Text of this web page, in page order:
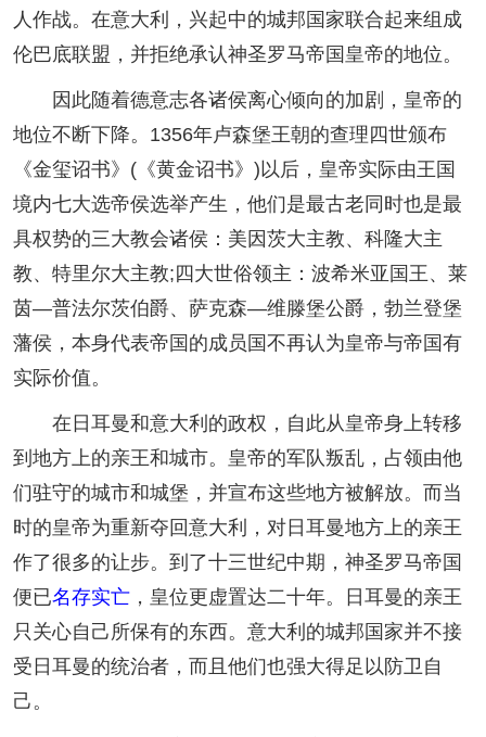
人作战。在意大利，兴起中的城邦国家联合起来组成
伦巴底联盟，并拒绝承认神圣罗马帝国皇帝的地位。
因此随着德意志各诸侯离心倾向的加剧，皇帝的
地位不断下降。1356年卢森堡王朝的查理四世颁布
《金玺诏书》(《黄金诏书》)以后，皇帝实际由王国
境内七大选帝侯选举产生，他们是最古老同时也是最
具权势的三大教会诸侯：美因茨大主教、科隆大主
教、特里尔大主教;四大世俗领主：波希米亚国王、莱
茵—普法尔茨伯爵、萨克森—维滕堡公爵，勃兰登堡
藩侯，本身代表帝国的成员国不再认为皇帝与帝国有
实际价值。
在日耳曼和意大利的政权，自此从皇帝身上转移
到地方上的亲王和城市。皇帝的军队叛乱，占领由他
们驻守的城市和城堡，并宣布这些地方被解放。而当
时的皇帝为重新夺回意大利，对日耳曼地方上的亲王
作了很多的让步。到了十三世纪中期，神圣罗马帝国
便已名存实亡 ，皇位更虚置达二十年。日耳曼的亲王
只关心自己所保有的东西。意大利的城邦国家并不接
受日耳曼的统治者，而且他们也强大得足以防卫自
己。